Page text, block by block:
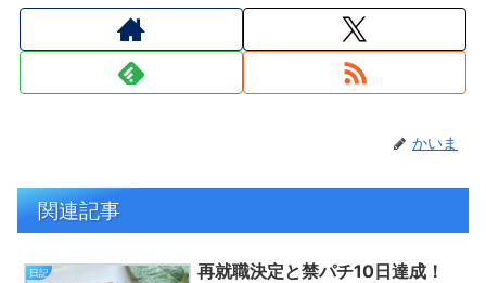
かいま
関連記事
日記 再就職決定と禁パチ10日達成！